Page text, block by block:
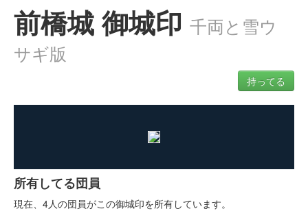
前橋城 御城印 千両と雪ウ
サギ版
持ってる
所有してる団員
現在、4人の団員がこの御城印を所有しています。